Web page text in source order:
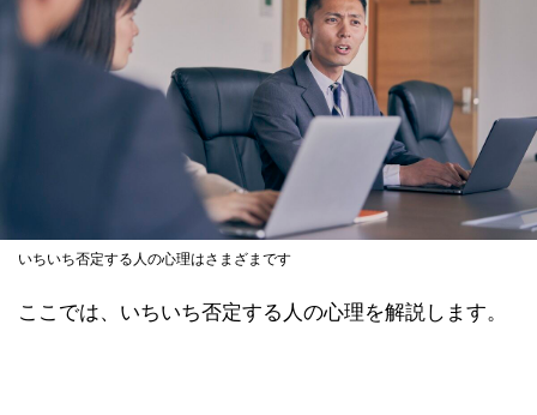
いちいち否定する人の心理はさまざまです
ここでは、いちいち否定する人の心理を解説します。